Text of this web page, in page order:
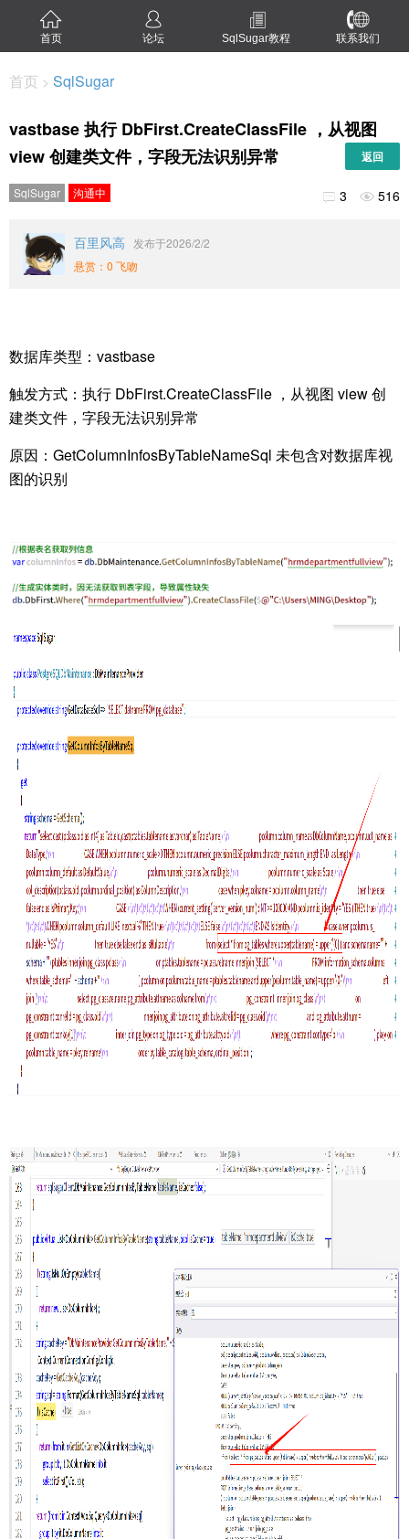
首页 论坛 SqlSugar教程 联系我们
首页 > SqlSugar
vastbase 执行 DbFirst.CreateClassFile ，从视图
view 创建类文件，字段无法识别异常
返回
SqlSugar 沟通中  3  516
百里风高
发布于2026/2/2
悬赏：0 飞吻
数据库类型：vastbase
触发方式：执行 DbFirst.CreateClassFile ，从视图 view 创
建类文件，字段无法识别异常
原因：GetColumnInfosByTableNameSql 未包含对数据库视
图的识别